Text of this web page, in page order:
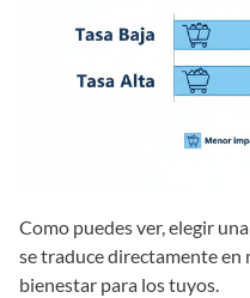
Como puedes ver, elegir
se traduce directamente en
bienestar para los tuyos.